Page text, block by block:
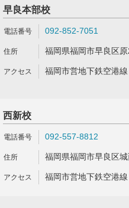
早良本部校
092-852-7051
福岡県福岡市早良区
福岡市営地下鉄空港
西新校
092-557-8812
福岡県福岡市早良区
福岡市営地下鉄空港